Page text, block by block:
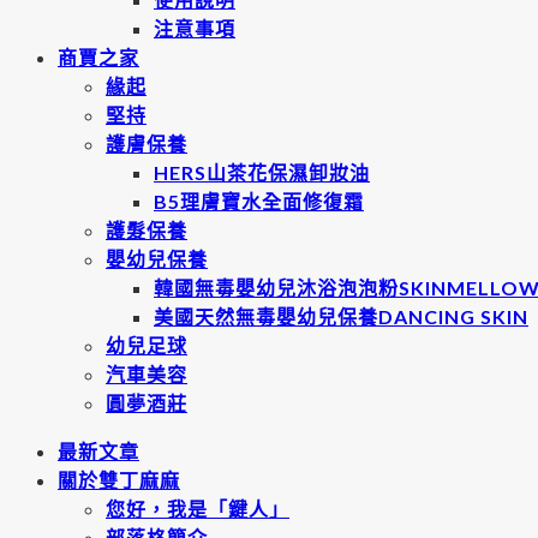
注意事項
商賈之家
緣起
堅持
護膚保養
HERS山茶花保濕卸妝油
B5理膚寶水全面修復霜
護髮保養
嬰幼兒保養
韓國無毒嬰幼兒沐浴泡泡粉
美國天然無毒嬰幼兒保養DANCING SKIN
幼兒足球
汽車美容
圓夢酒莊
最新文章
關於雙丁麻麻
您好，我是「鍵人」